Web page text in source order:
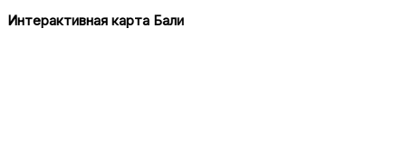
Интерактивная карта Бали